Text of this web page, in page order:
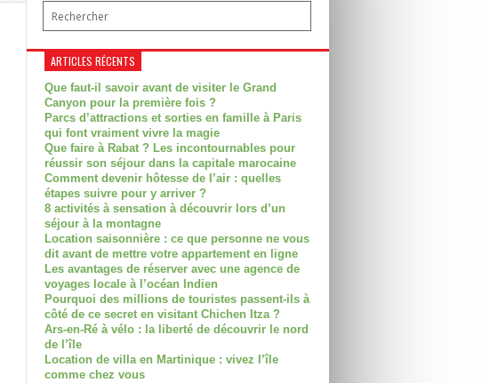
ARTICLES RÉCENTS
Que faut-il savoir avant de visiter le Grand
Canyon pour la première fois ?
Parcs d’attractions et sorties en famille à Paris
qui font vraiment vivre la magie
Que faire à Rabat ? Les incontournables pour
réussir son séjour dans la capitale marocaine
Comment devenir hôtesse de l’air : quelles
étapes suivre pour y arriver ?
8 activités à sensation à découvrir lors d’un
séjour à la montagne
Location saisonnière : ce que personne ne vous
dit avant de mettre votre appartement en ligne
Les avantages de réserver avec une agence de
voyages locale à l’océan Indien
Pourquoi des millions de touristes passent-ils à
côté de ce secret en visitant Chichen Itza ?
Ars-en-Ré à vélo : la liberté de découvrir le nord
de l’île
Location de villa en Martinique : vivez l’île
comme chez vous